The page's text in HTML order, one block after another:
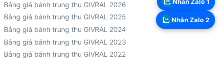
Bảng giá bánh trung thu GIVRAL 2026
Bảng giá bánh trung thu GIVRAL 2025
Bảng giá bánh trung thu GIVRAL 2024
Bảng giá bánh trung thu GIVRAL 2023
Bảng giá bánh trung thu GIVRAL 2022
Nhắn Zalo 2